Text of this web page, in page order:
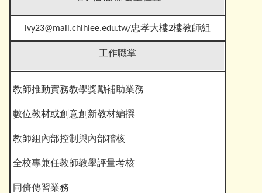
ivy23@mail.chihlee.edu.tw/忠孝大樓2樓教師組
工作職掌
教師推動實務教學獎勵補助業務
數位教材或創意創新教材編撰
教師組內部控制與內部稽核
全校專兼任教師教學評量考核
同儕傳習業務